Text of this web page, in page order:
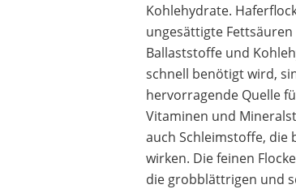
Kohlehydrate.
ungesättigte
Ballaststoffe und
schnell benötigt wird,
hervorragende Quelle
Vitaminen und
auch Schleimstoffe, die
wirken. Die feinen
die grobblättrigen und